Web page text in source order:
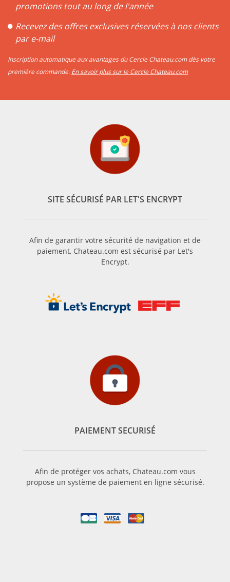
promotions tout au long de l'année
Recevez des offres exclusives réservées à nos clients
par e-mail
Inscription automatique aux avantages du Cercle Chateau.com dès votre
première commande. En savoir plus sur le Cercle Chateau.com
SITE SÉCURISÉ PAR LET'S ENCRYPT
Afin de garantir votre sécurité de navigation et de
paiement, Chateau.com est sécurisé par Let's
Encrypt.
PAIEMENT SECURISÉ
Afin de protéger vos achats, Chateau.com vous
propose un système de paiement en ligne sécurisé.